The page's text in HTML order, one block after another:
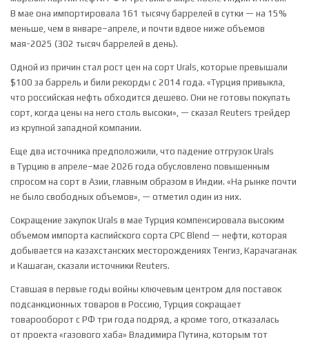
В мае она импортировала 161 тысячу баррелей в сутки — на 15%
меньше, чем в январе–апреле, и почти вдвое ниже объемов
мая-2025 (302 тысяч баррелей в день).
Одной из причин стал рост цен на сорт Urals, которые превышали
$100 за баррель и били рекорды с 2014 года. «Турция привыкла,
что российская нефть ‌обходится дешево. Они не готовы покупать
сорт, когда цены на него столь высоки», — сказал Reuters трейдер
из крупной западной компании.
Еще два источника предположили, что падение отгрузок ‌Urals
в Турцию в апреле–мае 2026 года обусловлено повышенным
спросом на сорт в Азии, главным образом в Индии. «На рынке почти
не было свободных объемов», — отметил один из них.
Сокращение закупок Urals в мае Турция компенсировала высоким
объемом импорта каспийского сорта CPC Blend — нефти, которая
добывается на казахстанских месторождениях Тенгиз, Карачаганак
и Кашаган, сказали источники Reuters.
Ставшая в первые годы войны ключевым центром для поставок
подсанкционных товаров в Россию, Турция сокращает
товарооборот с РФ три года подряд, а кроме того, отказалась
от проекта «газового хаба» Владимира Путина, которым тот